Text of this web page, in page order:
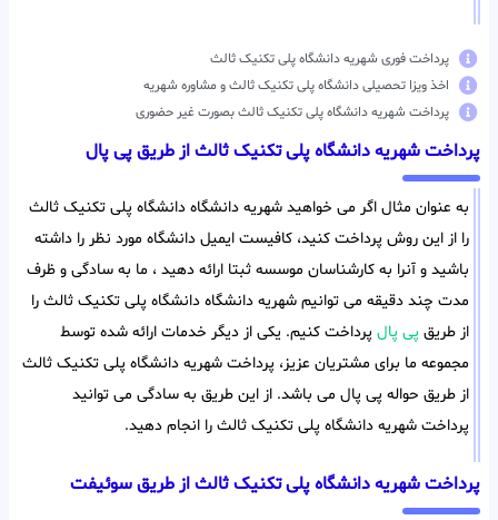
پرداخت فوری شهریه دانشگاه پلی تکنیک ثالث
اخذ ویزا تحصیلی دانشگاه پلی تکنیک ثالث و مشاوره شهریه
پرداخت شهریه دانشگاه پلی تکنیک ثالث بصورت غیر حضوری
پرداخت شهریه دانشگاه پلی تکنیک ثالث از طریق پی پال
به عنوان مثال اگر می خواهید شهریه دانشگاه دانشگاه پلی تکنیک ثالث
را از این روش پرداخت کنید، کافیست ایمیل دانشگاه مورد نظر را داشته
باشید و آنرا به کارشناسان موسسه ثبتا ارائه دهید ، ما به سادگی و ظرف
مدت چند دقیقه می توانیم شهریه دانشگاه دانشگاه پلی تکنیک ثالث را
از طریق پی پال پرداخت کنیم. یکی از دیگر خدمات ارائه شده توسط
مجموعه ما برای مشتریان عزیز، پرداخت شهریه دانشگاه پلی تکنیک ثالث
از طریق حواله پی پال می باشد. از این طریق به سادگی می توانید
پرداخت شهریه دانشگاه پلی تکنیک ثالث را انجام دهید.
پرداخت شهریه دانشگاه پلی تکنیک ثالث از طریق سوئیفت